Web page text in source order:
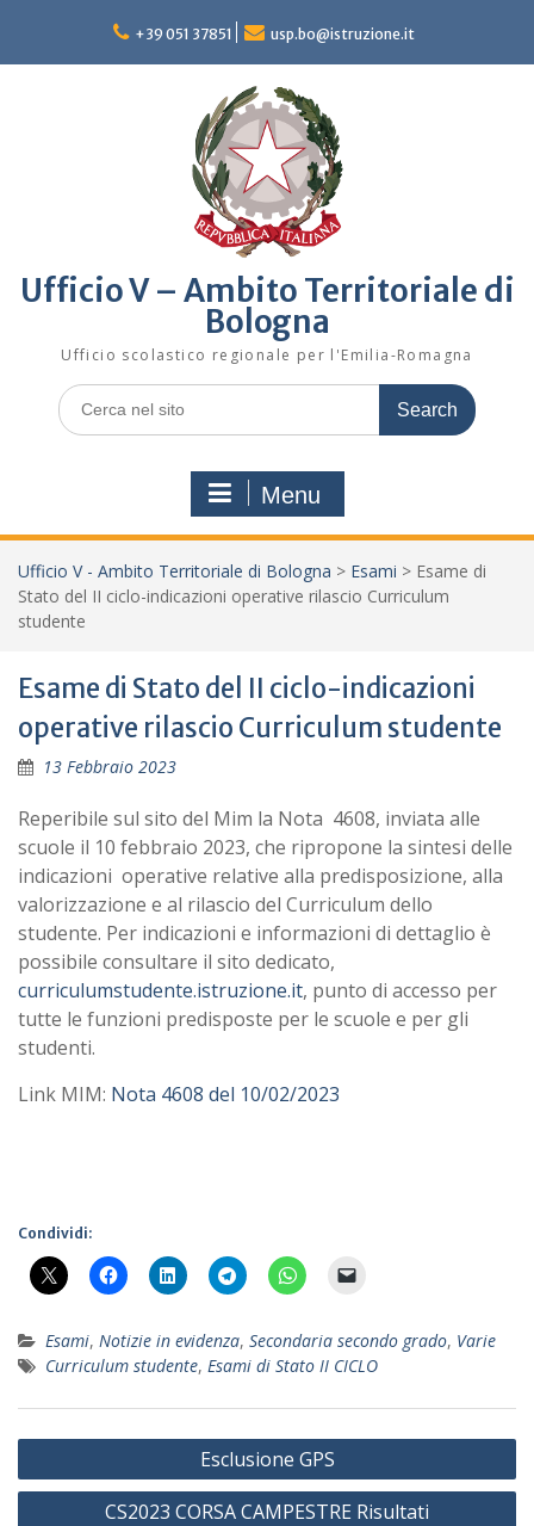
content
+39 051 37851 usp.bo@istruzione.it
Ufficio V – Ambito Territoriale di
Bologna
Ufficio scolastico regionale per l'Emilia-Romagna
Search
for:
Menu
Ufficio V - Ambito Territoriale di Bologna > Esami > Esame di
Stato del II ciclo-indicazioni operative rilascio Curriculum
studente
Esame di Stato del II ciclo-indicazioni
operative rilascio Curriculum studente
13 Febbraio 2023
Reperibile sul sito del Mim la Nota 4608, inviata alle
scuole il 10 febbraio 2023, che ripropone la sintesi delle
indicazioni operative relative alla predisposizione, alla
valorizzazione e al rilascio del Curriculum dello
studente. Per indicazioni e informazioni di dettaglio è
possibile consultare il sito dedicato,
curriculumstudente.istruzione.it, punto di accesso per
tutte le funzioni predisposte per le scuole e per gli
studenti.
Link MIM: Nota 4608 del 10/02/2023
Condividi:
Esami, Notizie in evidenza, Secondaria secondo grado, Varie
Curriculum studente, Esami di Stato II CICLO
Navigazione
articoli
Esclusione GPS
CS2023 CORSA CAMPESTRE Risultati